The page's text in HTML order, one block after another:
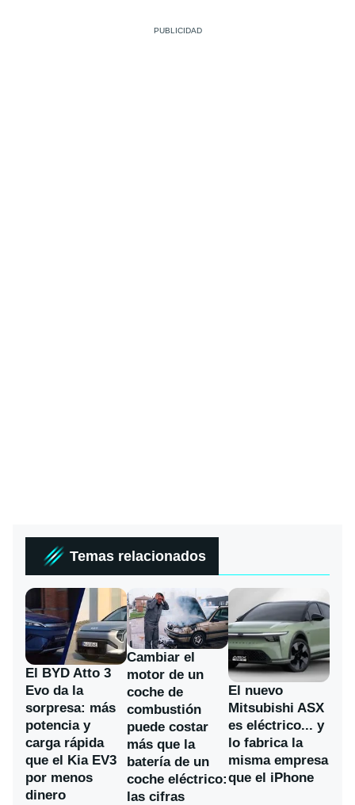
Temas relacionados
El BYD Atto 3
Evo da la
sorpresa: más
potencia y
carga rápida
que el Kia EV3
por menos
dinero
Cambiar el
motor de un
coche de
combustión
puede costar
más que la
batería de un
coche eléctrico:
las cifras
El nuevo
Mitsubishi ASX
es eléctrico... y
lo fabrica la
misma empresa
que el iPhone